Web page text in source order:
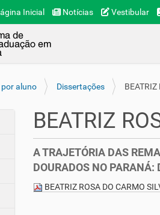
Inicial Notícias Vestibular
por aluno Dissertações BEATRIZ
BEATRIZ
A TRAJETÓRIA DAS
DOURADOS NO
BEATRIZ ROSA DO CARMO